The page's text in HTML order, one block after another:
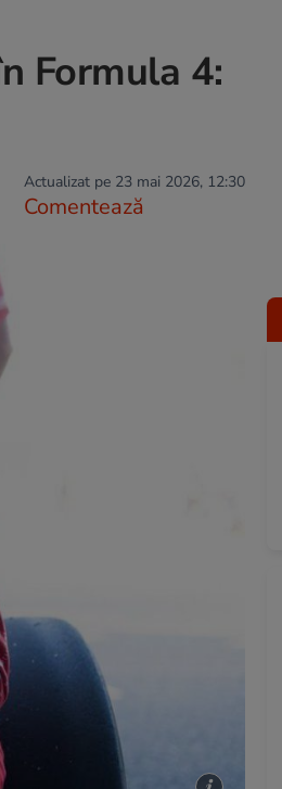
Formula 4:
Actualizat pe 23 mai 2026, 12:30
Comentează